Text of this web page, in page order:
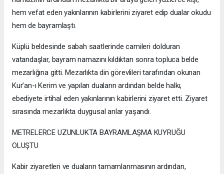
hem vefat eden yakınlarının kabirlerini ziyaret edip dualar okudu
hem de bayramlaştı.
Küplü beldesinde sabah saatlerinde camileri dolduran
vatandaşlar, bayram namazını kıldıktan sonra topluca belde
mezarlığına gitti. Mezarlıkta din görevlileri tarafından okunan
Kur’an-ı Kerim ve yapılan duaların ardından belde halkı,
ebediyete irtihal eden yakınlarının kabirlerini ziyaret etti. Ziyaret
sırasında mezarlıkta duygusal anlar yaşandı.
METRELERCE UZUNLUKTA BAYRAMLAŞMA KUYRUĞU
OLUŞTU
Kabir ziyaretleri ve duaların tamamlanmasının ardından,